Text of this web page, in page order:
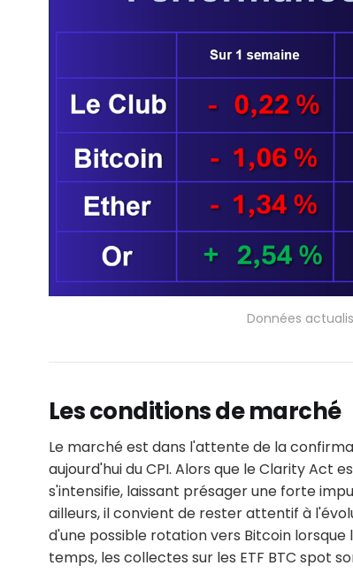
Données
Les conditions de marché
Le marché est dans l'attente de la
aujourd'hui du CPI. Alors que le Clarity Act
s'intensifie, laissant présager une forte
ailleurs, il convient de rester attentif à
d'une possible rotation vers Bitcoin
temps, les collectes sur les ETF BTC spot